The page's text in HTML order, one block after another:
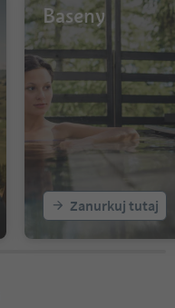
Baseny
Zanurkuj tutaj